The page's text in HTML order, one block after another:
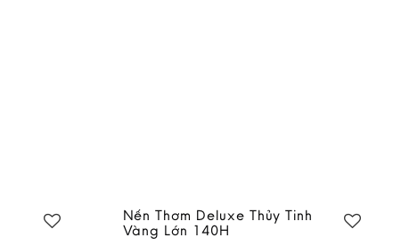
Nến Thơm Deluxe Thủy Tinh
Vàng Lớn 140H